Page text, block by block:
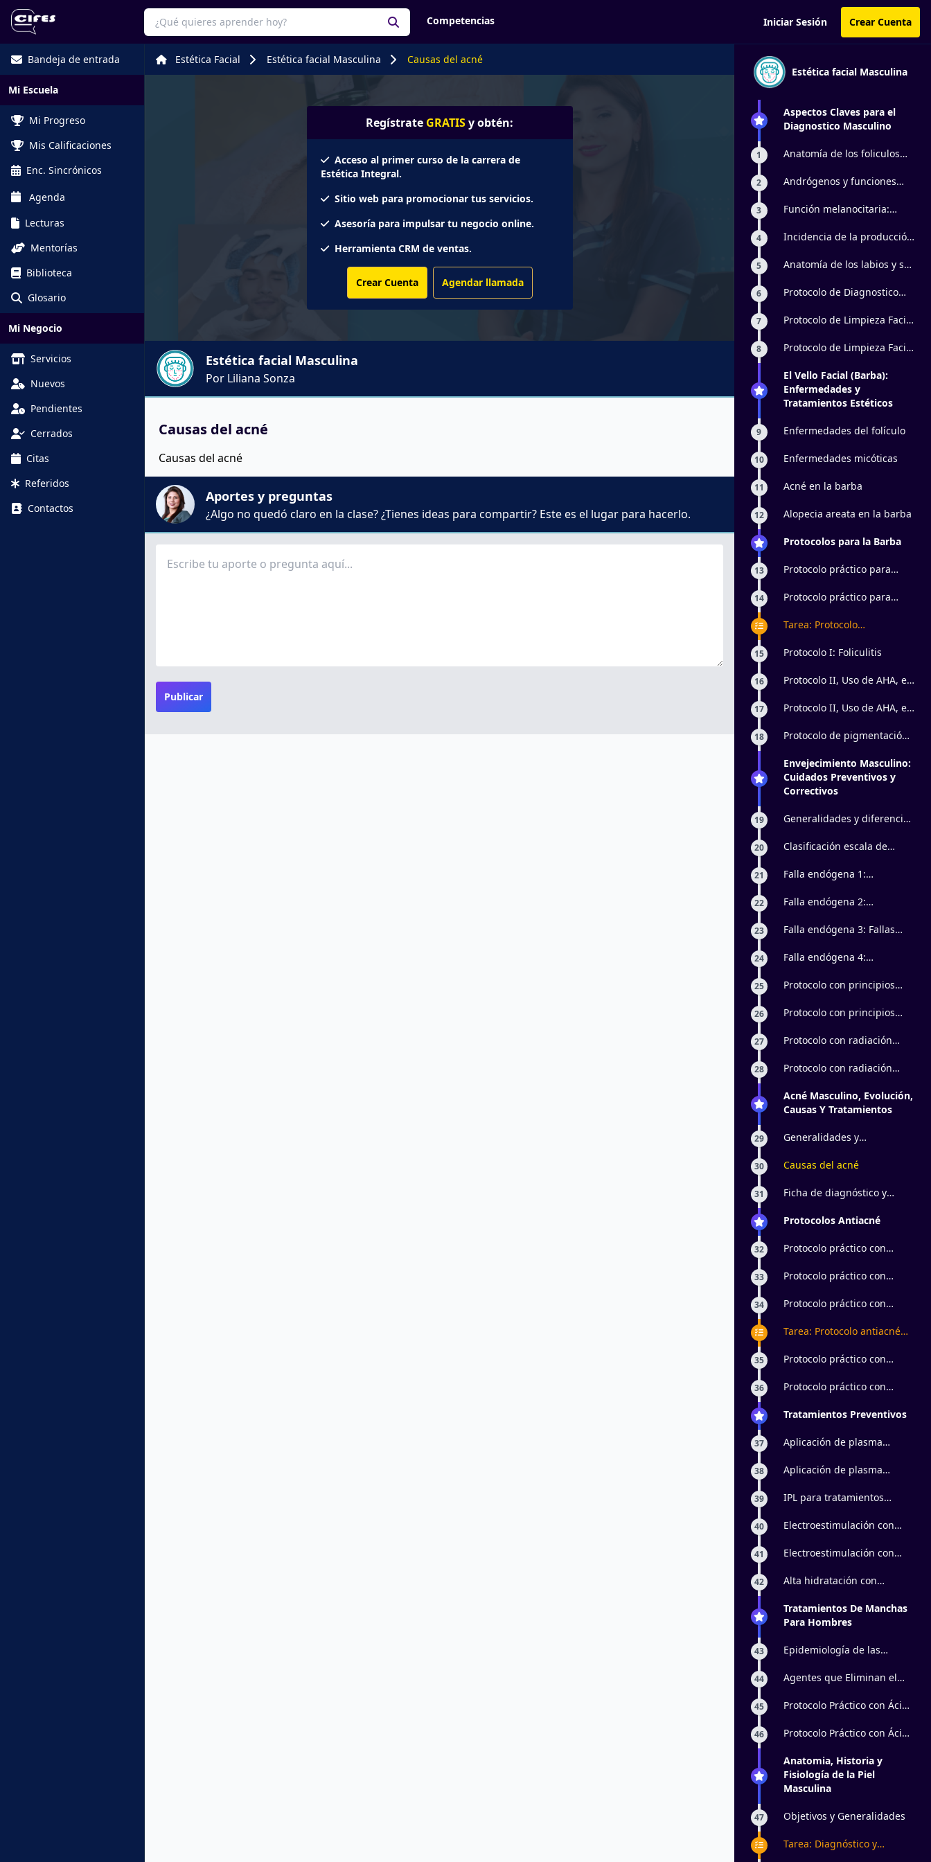
Competencias Iniciar Sesión Crear Cuenta
Bandeja de entrada
Mi Escuela
Mi Progreso
Mis Calificaciones
Enc. Sincrónicos
Agenda
Lecturas
Mentorías
Biblioteca
Glosario
Mi Negocio
Servicios
Nuevos
Pendientes
Cerrados
Citas
Referidos
Contactos
Estética Facial Estética facial Masculina Causas del acné
Regístrate GRATISy obtén:
Acceso al primer curso de la carrera de
Estética Integral.
Sitio web para promocionar tus servicios.
Asesoría para impulsar tu negocio online.
Herramienta CRM de ventas.
Crear Cuenta Agendar llamada
Estética facial Masculina
Por Liliana Sonza
Causas del acné
Causas del acné
Aportes y preguntas
¿Algo no quedó claro en la clase? ¿Tienes ideas para compartir? Este es el lugar para hacerlo.
Publicar
Estética facial Masculina
Aspectos Claves para el
Diagnostico Masculino
1
Anatomía de los foliculos
especificos
2
Andrógenos y funciones
3
Función melanocitaria:
4
Incidencia de la producción
5
Anatomía de los labios y su
de líneas marioneta
6
Protocolo de Diagnostico
7
Protocolo de Limpieza Facial
8
Protocolo de Limpieza Facial
El Vello Facial (Barba):
Enfermedades y
Tratamientos Estéticos
9 Enfermedades del folículo
10 Enfermedades micóticas
11 Acné en la barba
12 Alopecia areata en la barba
Protocolos para la Barba
13
Protocolo práctico para
14
Protocolo práctico para
Tarea: Protocolo
masculinas
15 Protocolo I: Foliculitis
16
Protocolo II, Uso de AHA, en
Parte 1
17
Protocolo II, Uso de AHA, en
Parte 2
18
Protocolo de pigmentación
Envejecimiento Masculino:
Cuidados Preventivos y
Correctivos
19
Generalidades y diferencias
femenina
20
Clasificación escala de
21
Falla endógena 1:
elasticidad
22
Falla endógena 2:
epidermis
23
Falla endógena 3: Fallas
24
Falla endógena 4:
andrógenos
25
Protocolo con principios
26
Protocolo con principios
27
Protocolo con radiación
facial: parte 1
28
Protocolo con radiación
facial: parte 2
Acné Masculino, Evolución,
Causas Y Tratamientos
29
Generalidades y
30 Causas del acné
31
Ficha de diagnóstico y
Protocolos Antiacné
32
Protocolo práctico con
33
Protocolo práctico con
34
Protocolo práctico con
Tarea: Protocolo antiacné
35
Protocolo práctico con
36
Protocolo práctico con
Tratamientos Preventivos
37
Aplicación de plasma
electroporación: parte 1
38
Aplicación de plasma
electroporación: parte 2
39
IPL para tratamientos
40
Electroestimulación con
41
Electroestimulación con
42
Alta hidratación con
Tratamientos De Manchas
Para Hombres
43
Epidemiología de las
44
Agentes que Eliminan el
45
Protocolo Práctico con Ácido
46
Protocolo Práctico con Ácido
Anatomia, Historia y
Fisiología de la Piel
Masculina
47 Objetivos y Generalidades
Tarea: Diagnóstico y